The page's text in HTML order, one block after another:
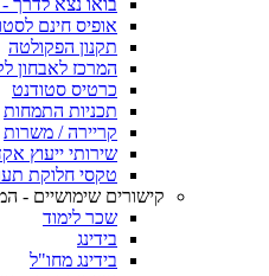
בואו נצא לדרך
אופיס חינם
תקנון הפקולטה
המרכז לאבחון
כרטיס סטודנט
תכניות התמחות
קריירה / משרות
שירותי ייעוץ
טקסי חלוקת
קישורים שימושיים -
שכר לימוד
בידינג
בידינג מחו"ל